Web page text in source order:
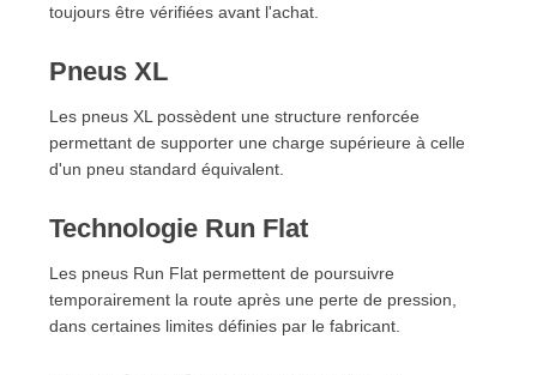
toujours être vérifiées avant l'achat.
Pneus XL
Les pneus XL possèdent une structure renforcée
permettant de supporter une charge supérieure à celle
d'un pneu standard équivalent.
Technologie Run Flat
Les pneus Run Flat permettent de poursuivre
temporairement la route après une perte de pression,
dans certaines limites définies par le fabricant.